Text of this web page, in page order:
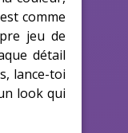
comme
jeu de
détail
lance-toi
look qui